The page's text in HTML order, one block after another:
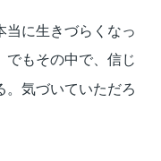
に生きづらくなっ
もその中で、信じ
。気づいていただろ